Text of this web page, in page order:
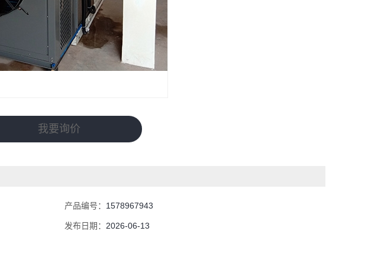
我要询价
产品编号： 1578967943
发布日期： 2026-06-13